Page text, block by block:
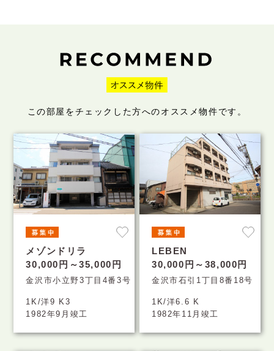
この部屋をチェックした方へのオススメ物件です。
メゾンドリラ
30,000円～35,000円
金沢市小立野3丁目4番3号
1K/洋9 K3
1982年9月竣工
LEBEN
30,000円～38,000円
金沢市石引1丁目8番18号
1K/洋6.6 K
1982年11月竣工